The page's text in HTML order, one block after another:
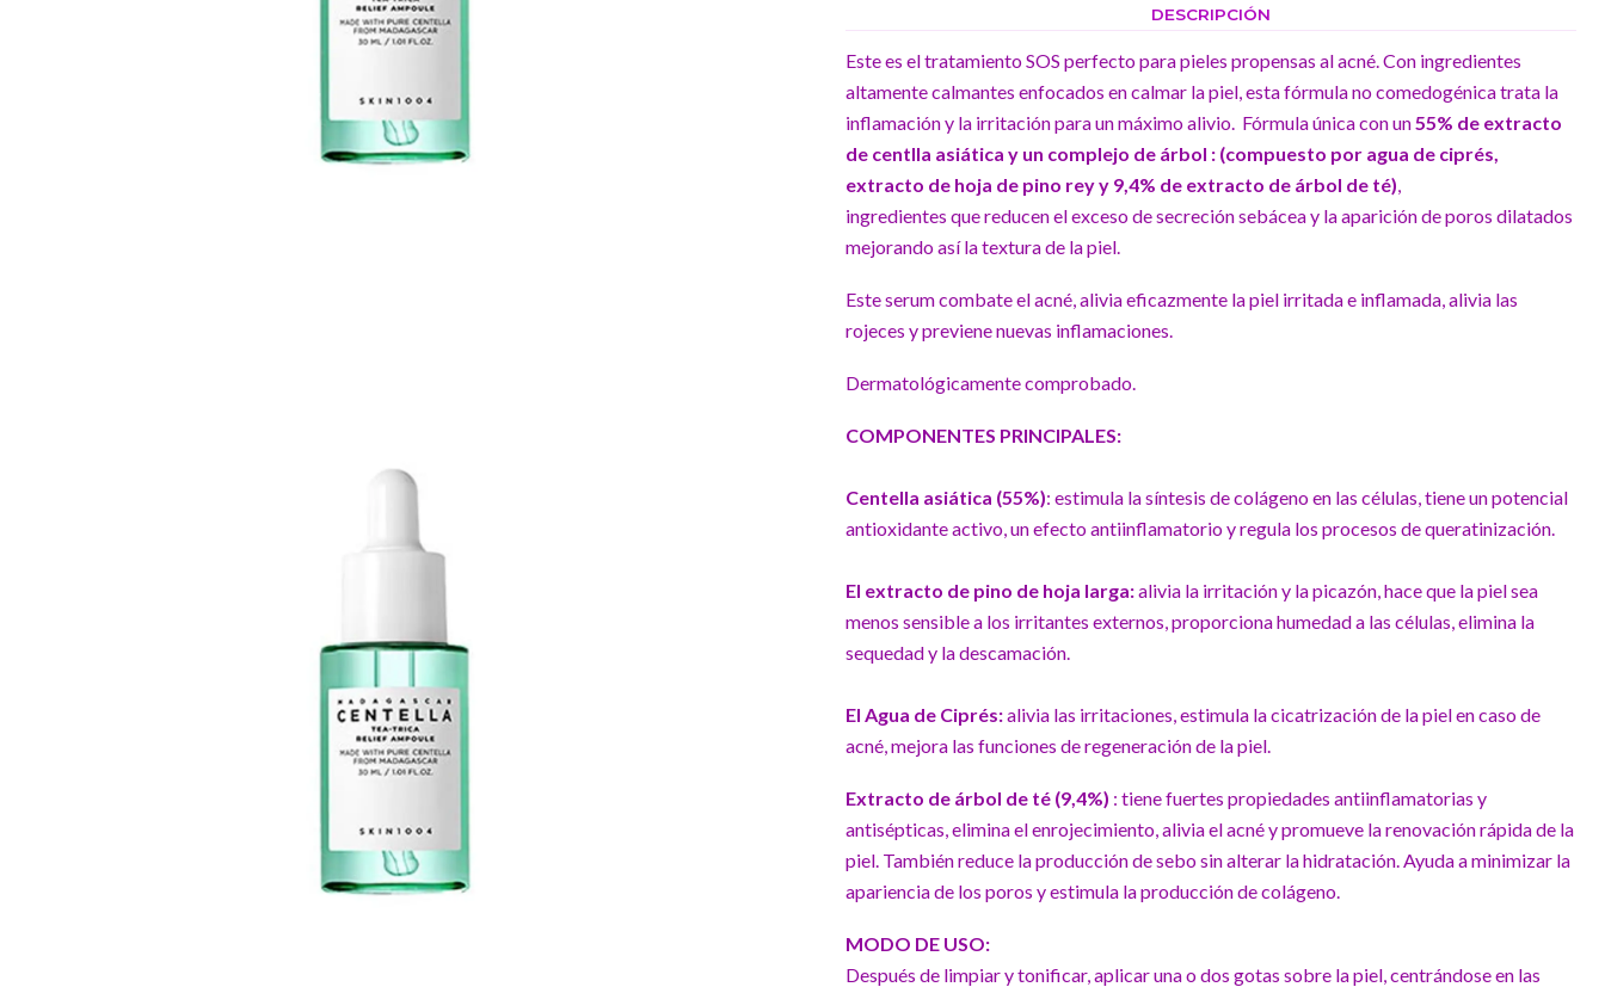
DESCRIPCIÓN
Este es el tratamiento SOS perfecto para pieles propensas al acné. Con ingredientes
altamente calmantes enfocados en calmar la piel, esta fórmula no comedogénica trata la
inflamación y la irritación para un máximo alivio. Fórmula única con un55% de extracto
de centlla asiática y un complejo de árbol : (compuesto por agua de ciprés,
extracto de hoja de pino rey y 9,4% de extracto de árbol de té),
ingredientes que reducen el exceso de secreción sebácea y la aparición de poros dilatados
mejorando así la textura de la piel.
Este serum combate el acné, alivia eficazmente la piel irritada e inflamada, alivia las
rojeces y previene nuevas inflamaciones.
Dermatológicamente comprobado.
COMPONENTES PRINCIPALES:
Centella asiática (55%): estimula la síntesis de colágeno en las células, tiene un potencial
antioxidante activo, un efecto antiinflamatorio y regula los procesos de queratinización.
El extracto de pino de hoja larga:alivia la irritación y la picazón, hace que la piel sea
menos sensible a los irritantes externos, proporciona humedad a las células, elimina la
sequedad y la descamación.
El Agua de Ciprés:alivia las irritaciones, estimula la cicatrización de la piel en caso de
acné, mejora las funciones de regeneración de la piel.
Extracto de árbol de té (9,4%) : tiene fuertes propiedades antiinflamatorias y
antisépticas, elimina el enrojecimiento, alivia el acné y promueve la renovación rápida de la
piel. También reduce la producción de sebo sin alterar la hidratación. Ayuda a minimizar la
apariencia de los poros y estimula la producción de colágeno.
MODO DE USO:
Después de limpiar y tonificar, aplicar una o dos gotas sobre la piel, centrándose en las